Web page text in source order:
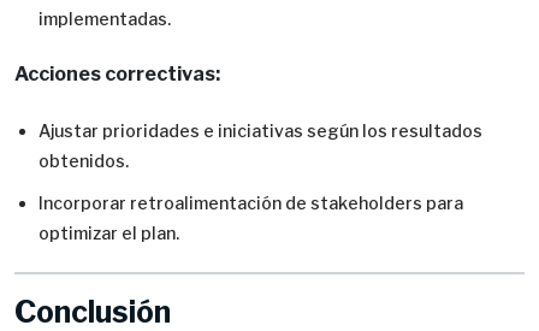
implementadas.
Acciones correctivas:
Ajustar prioridades e iniciativas según los resultados
obtenidos.
Incorporar retroalimentación de stakeholders para
optimizar el plan.
Conclusión